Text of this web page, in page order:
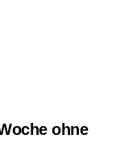
ohne